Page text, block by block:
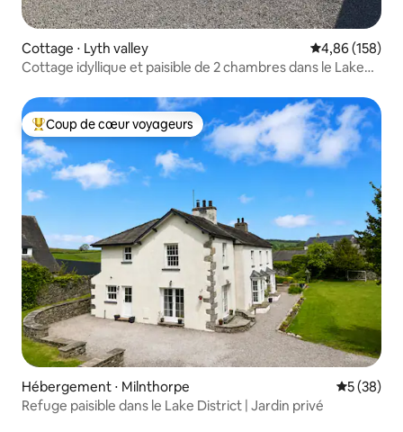
Cottage ⋅ Lyth valley Évaluation
4,86 (158)
Cottage idyllique et paisible de 2 chambres dans le Lake
Coups de cœur voyageurs les plus appréciés
Coup de cœur voyageurs
Hébergement ⋅ Milnthorpe
5 (38)
Refuge paisible dans le Lake District | Jardin privé